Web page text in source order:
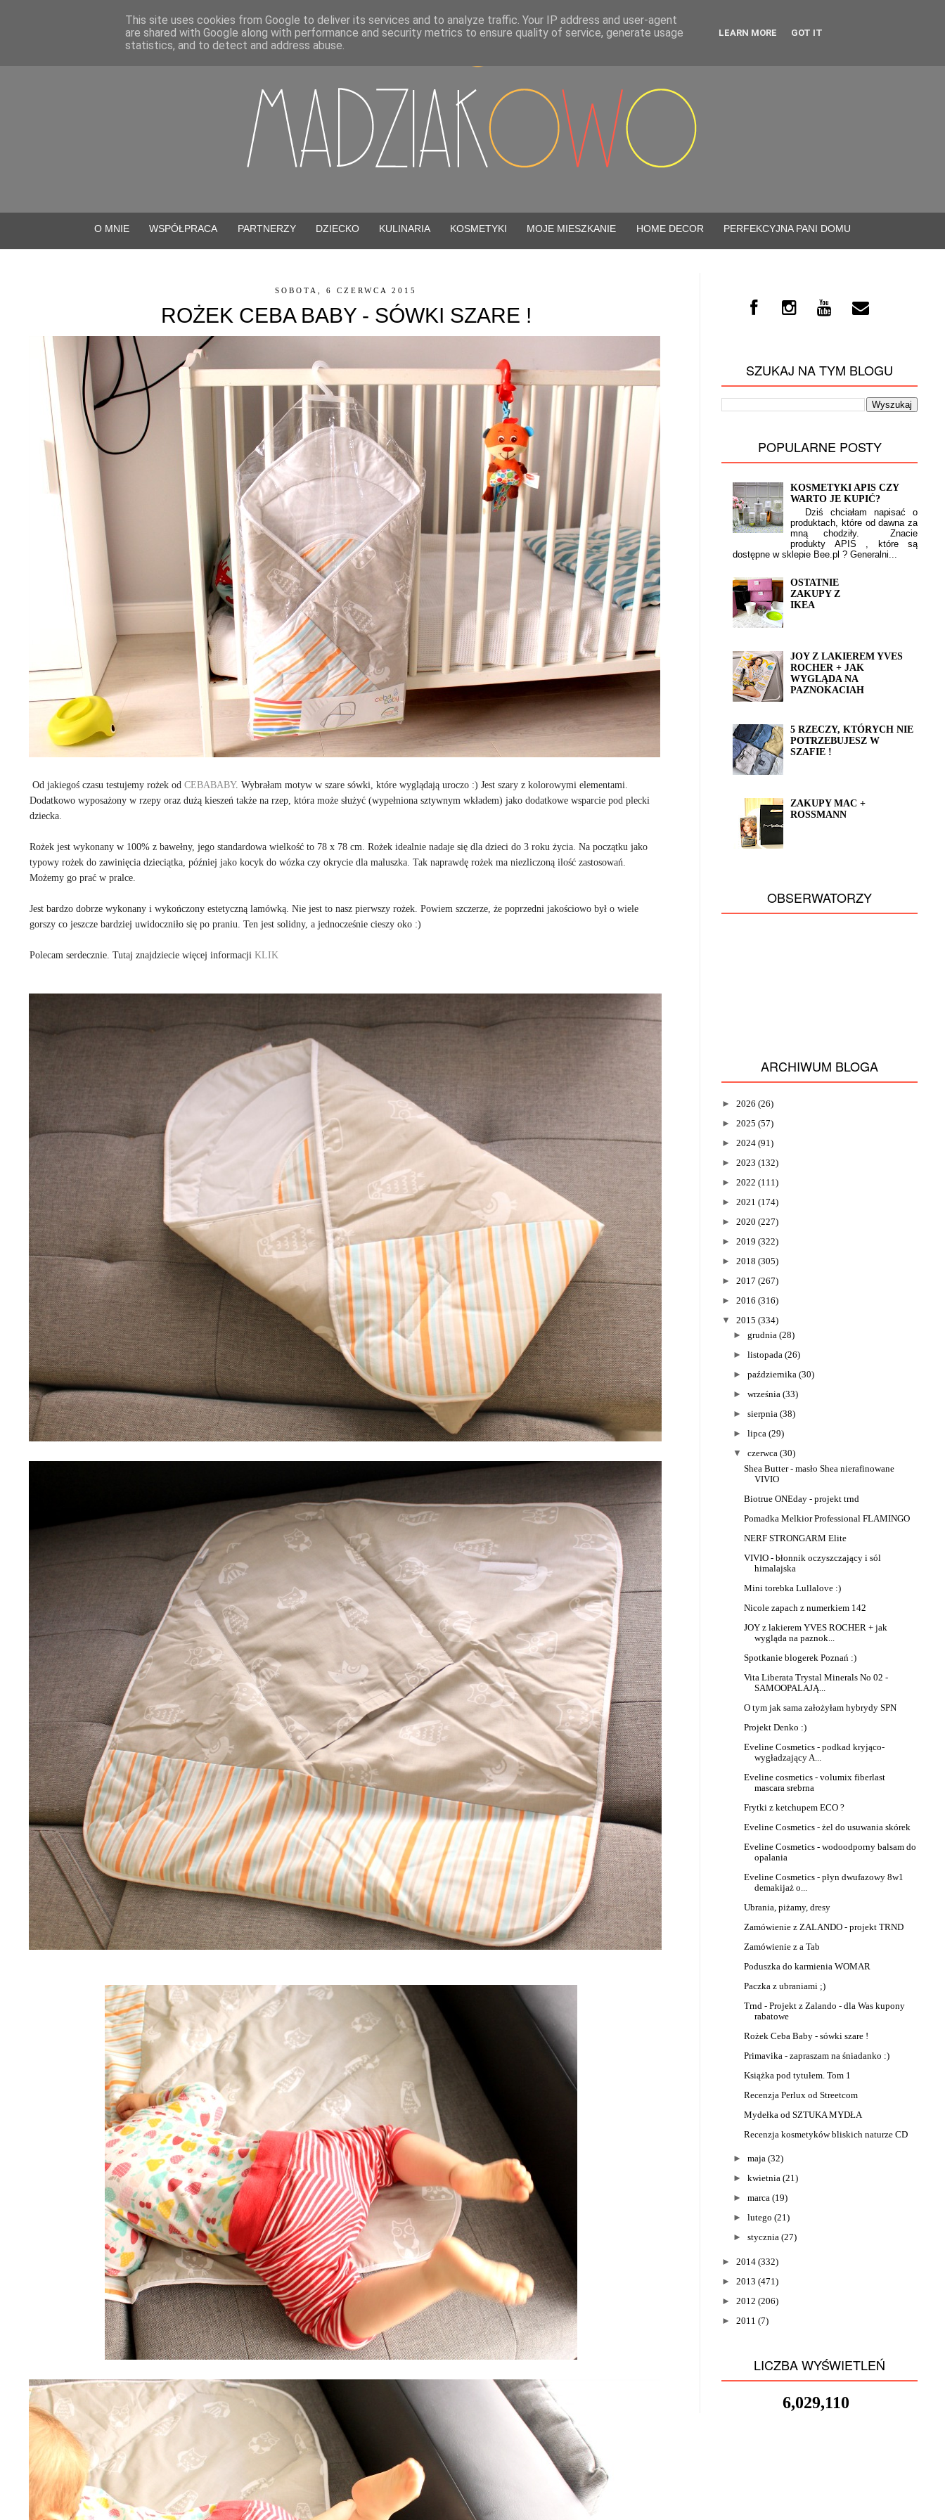
O MNIE WSPÓŁPRACA PARTNERZY DZIECKO KULINARIA KOSMETYKI MOJE MIESZKANIE HOME DECOR PERFEKCYJNA PANI DOMU
SOBOTA, 6 CZERWCA 2015
ROŻEK CEBA BABY - SÓWKI SZARE !
Od jakiegoś czasu testujemy rożek od CEBABABY. Wybrałam motyw w szare sówki, które wyglądają uroczo :) Jest szary z kolorowymi elementami.
Dodatkowo wyposażony w rzepy oraz dużą kieszeń także na rzep, która może służyć (wypełniona sztywnym wkładem) jako dodatkowe wsparcie pod plecki
dziecka.
Rożek jest wykonany w 100% z bawełny, jego standardowa wielkość to 78 x 78 cm. Rożek idealnie nadaje się dla dzieci do 3 roku życia. Na początku jako
typowy rożek do zawinięcia dzieciątka, później jako kocyk do wózka czy okrycie dla maluszka. Tak naprawdę rożek ma niezliczoną ilość zastosowań.
Możemy go prać w pralce.
Jest bardzo dobrze wykonany i wykończony estetyczną lamówką. Nie jest to nasz pierwszy rożek. Powiem szczerze, że poprzedni jakościowo był o wiele
gorszy co jeszcze bardziej uwidoczniło się po praniu. Ten jest solidny, a jednocześnie cieszy oko :)
Polecam serdecznie. Tutaj znajdziecie więcej informacji KLIK
SZUKAJ NA TYM BLOGU
POPULARNE POSTY
KOSMETYKI APIS CZY
WARTO JE KUPIĆ?
Dziś chciałam napisać o
produktach, które od dawna za
mną chodziły. Znacie
produkty APIS , które są
dostępne w sklepie Bee.pl ? Generalni...
OSTATNIE
ZAKUPY Z
IKEA
JOY Z LAKIEREM YVES
ROCHER + JAK
WYGLĄDA NA
PAZNOKACIAH
5 RZECZY, KTÓRYCH NIE
POTRZEBUJESZ W
SZAFIE !
ZAKUPY MAC +
ROSSMANN
OBSERWATORZY
ARCHIWUM BLOGA
► 2026 (26)
► 2025 (57)
► 2024 (91)
► 2023 (132)
► 2022 (111)
► 2021 (174)
► 2020 (227)
► 2019 (322)
► 2018 (305)
► 2017 (267)
► 2016 (316)
▼
2015 (334)
► grudnia (28)
► listopada (26)
► października (30)
► września (33)
► sierpnia (38)
► lipca (29)
▼
czerwca (30)
Shea Butter - masło Shea nierafinowane
VIVIO
Biotrue ONEday - projekt trnd
Pomadka Melkior Professional FLAMINGO
NERF STRONGARM Elite
VIVIO - błonnik oczyszczający i sól
himalajska
Mini torebka Lullalove :)
Nicole zapach z numerkiem 142
JOY z lakierem YVES ROCHER + jak
wygląda na paznok...
Spotkanie blogerek Poznań :)
Vita Liberata Trystal Minerals No 02 -
SAMOOPALAJĄ...
O tym jak sama założyłam hybrydy SPN
Projekt Denko :)
Eveline Cosmetics - podkad kryjąco-
wygładzający A...
Eveline cosmetics - volumix fiberlast
mascara srebrna
Frytki z ketchupem ECO ?
Eveline Cosmetics - żel do usuwania skórek
Eveline Cosmetics - wodoodporny balsam do
opalania
Eveline Cosmetics - płyn dwufazowy 8w1
demakijaż o...
Ubrania, piżamy, dresy
Zamówienie z ZALANDO - projekt TRND
Zamówienie z a Tab
Poduszka do karmienia WOMAR
Paczka z ubraniami ;)
Trnd - Projekt z Zalando - dla Was kupony
rabatowe
Rożek Ceba Baby - sówki szare !
Primavika - zapraszam na śniadanko :)
Książka pod tytułem. Tom 1
Recenzja Perlux od Streetcom
Mydełka od SZTUKA MYDŁA
Recenzja kosmetyków bliskich naturze CD
► maja (32)
► kwietnia (21)
► marca (19)
► lutego (21)
► stycznia (27)
► 2014 (332)
► 2013 (471)
► 2012 (206)
► 2011 (7)
LICZBA WYŚWIETLEŃ
6,029,110
This site uses cookies from Google to deliver its services and to analyze traffic. Your IP address and user-agent
are shared with Google along with performance and security metrics to ensure quality of service, generate usage
statistics, and to detect and address abuse.
LEARN MORE GOT IT